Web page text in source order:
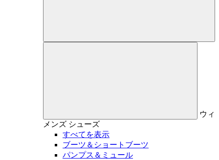
ウィ
メンズ シューズ
すべてを表示
ブーツ＆ショートブーツ
パンプス＆ミュール